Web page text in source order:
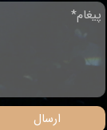
ارسال